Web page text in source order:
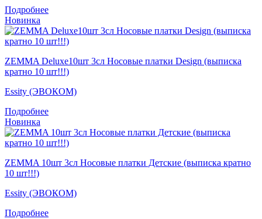
Подробнее
Новинка
ZEMMA Deluxe10шт 3сл Носовые платки Design (выписка
кратно 10 шт!!!)
Essity (ЭВОКОМ)
Подробнее
Новинка
ZEMMA 10шт 3сл Носовые платки Детские (выписка кратно
10 шт!!!)
Essity (ЭВОКОМ)
Подробнее